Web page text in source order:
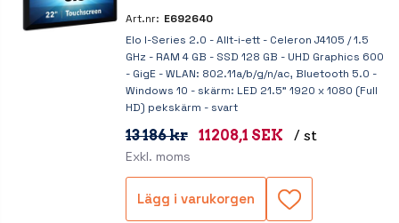
Art.nr: E692640
Elo I-Series 2.0 - Allt-i-ett - Celeron J4105 / 1.5
GHz - RAM 4 GB - SSD 128 GB - UHD Graphics 600
- GigE - WLAN: 802.11a/b/g/n/ac, Bluetooth 5.0 -
Windows 10 - skärm: LED 21.5" 1920 x 1080 (Full
HD) pekskärm - svart
13 186 kr 11208,1 SEK / st
Exkl. moms
Lägg i varukorgen